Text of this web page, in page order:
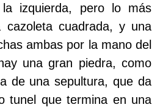
izquierda, pero lo más
cazoleta cuadrada, y una
ambas por la mano del
una gran piedra, como
de una sepultura, que da
tunel que termina en una